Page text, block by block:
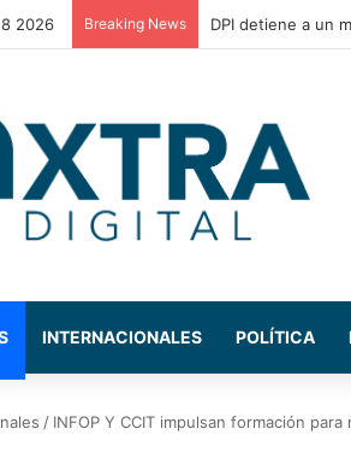
2026 Breaking News El presidente
INTERNACIONALES POLÍTICA
/ INFOP Y CCIT impulsan formación